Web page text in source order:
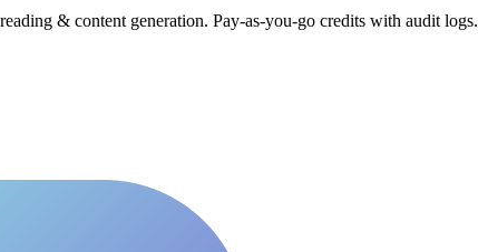
& content generation. Pay-as-you-go credits with audit logs.